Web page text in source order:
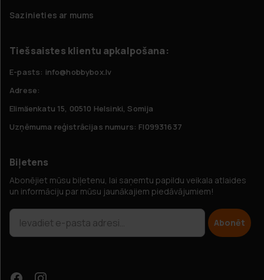
Sazinieties ar mums
Tiešsaistes klientu apkalpošana:
E-pasts: info@hobbybox.lv
Adrese:
Elimäenkatu 15, 00510 Helsinki, Somija
Uzņēmuma reģistrācijas numurs: FI09931637
Biļetens
Abonējiet mūsu biļetenu, lai saņemtu papildu veikala atlaides
un informāciju par mūsu jaunākajiem piedāvājumiem!
Abonēt